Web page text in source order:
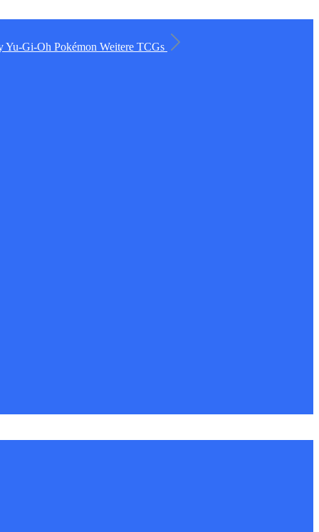
Yu-Gi-Oh Pokémon Weitere TCGs